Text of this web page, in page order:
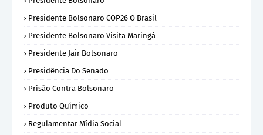
Presidente Bolsonaro COP26 O Brasil
Presidente Bolsonaro Visita Maringá
Presidente Jair Bolsonaro
Presidência Do Senado
Prisão Contra Bolsonaro
Produto Químico
Regulamentar Mídia Social